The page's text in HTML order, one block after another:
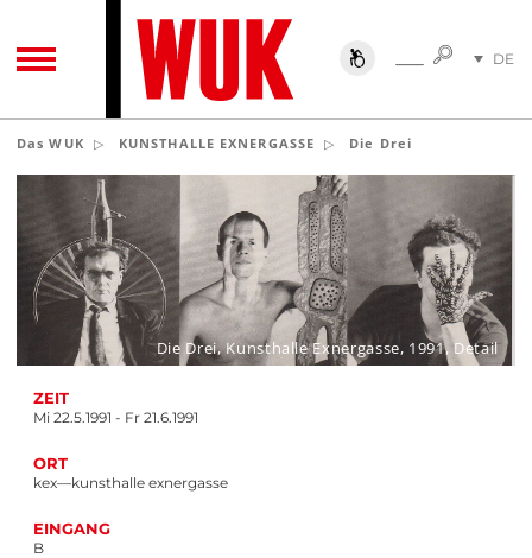
TOGGLE NAVIGATIONSUCHESUCHE
DE
Das WUK KUNSTHALLE EXNERGASSE Die Drei
ZEIT
Mi 22.5.1991 - Fr 21.6.1991
ORT
kex—kunsthalle exnergasse
EINGANG
B
Die Drei, Kunsthalle Exnergasse, 1991, Detail